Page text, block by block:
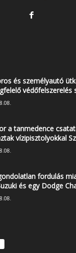
és személyautó
a tanmedence
vízipisztolyokkal
fordulás
és egy Dodge